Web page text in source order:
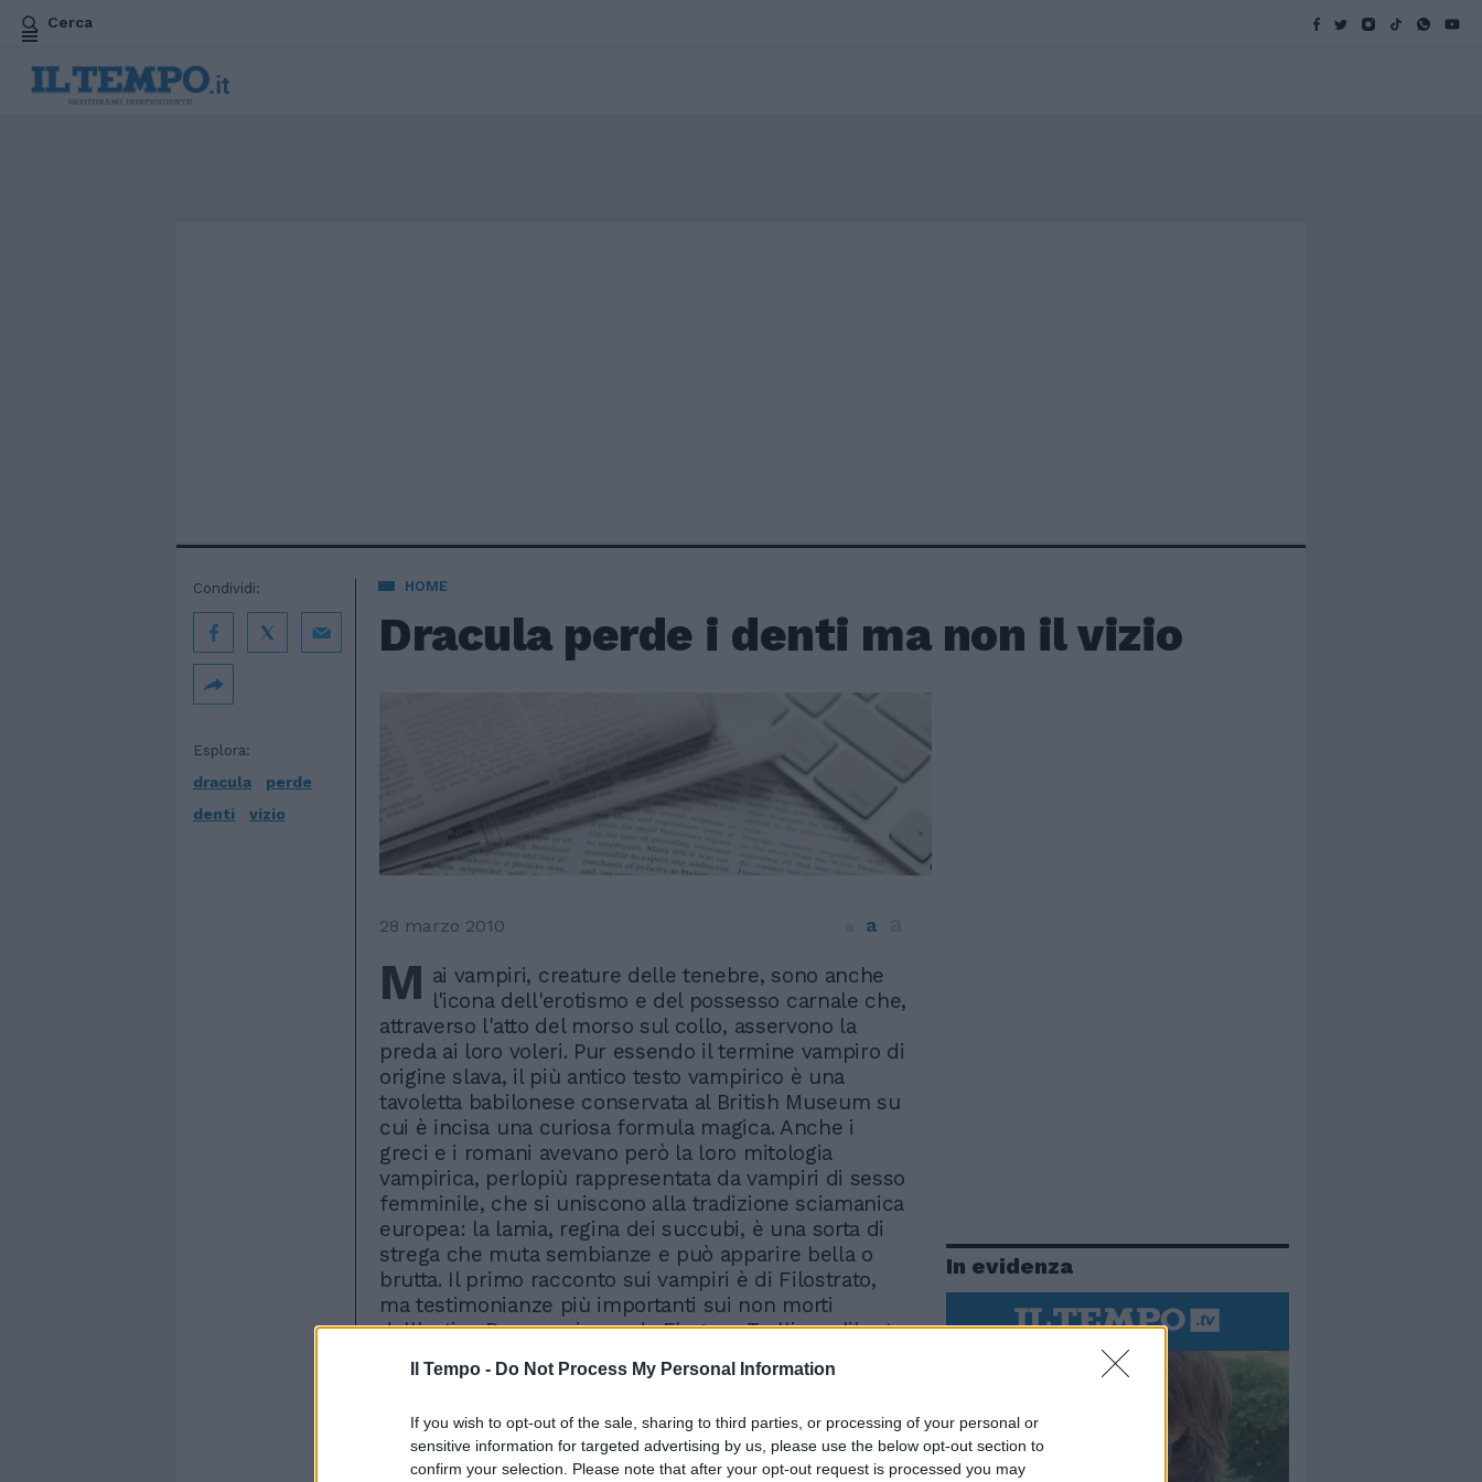
Il Tempo - Do Not Process My Personal Information
If you wish to opt-out of the sale, sharing to third parties, or processing of your personal or
sensitive information for targeted advertising by us, please use the below opt-out section to
confirm your selection. Please note that after your opt-out request is processed you may
Cerca
HOME
Dracula perde i denti ma non il vizio
Esplora:
dracula
perde
denti
vizio
Condividi:
28 marzo 2010 a
M ai vampiri, creature delle tenebre, sono anche
l'icona dell'erotismo e del possesso carnale che,
attraverso l'atto del morso sul collo, asservono la
preda ai loro voleri. Pur essendo il termine vampiro di
origine slava, il più antico testo vampirico è una
tavoletta babilonese conservata al British Museum su
cui è incisa una curiosa formula magica. Anche i
greci e i romani avevano però la loro mitologia
vampirica, perlopiù rappresentata da vampiri di sesso
femminile, che si uniscono alla tradizione sciamanica
europea: la lamia, regina dei succubi, è una sorta di
strega che muta sembianze e può apparire bella o
brutta. Il primo racconto sui vampiri è di Filostrato,
ma testimonianze più importanti sui non morti
dell'antica Roma arrivano da Flegone Tralliano, liberto
dell'imperatore Adriano, che narra la storia della
giovane non morta Philinnio. Questa vicenda fu
romani, influenzati da quelli più antichi dell'Oriente,
la leggenda del vampiro si diffuse prima nell'Europa
In evidenza